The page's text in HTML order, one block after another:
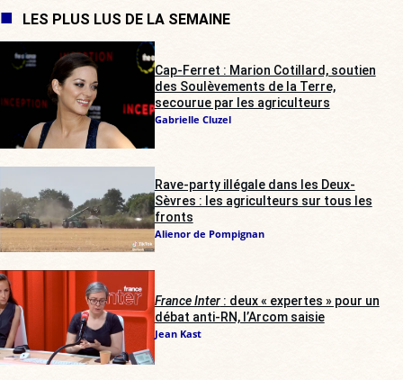
LES PLUS LUS DE LA SEMAINE
Cap-Ferret : Marion Cotillard, soutien
des Soulèvements de la Terre,
secourue par les agriculteurs
Gabrielle Cluzel
Rave-party illégale dans les Deux-
Sèvres : les agriculteurs sur tous les
fronts
Alienor de Pompignan
France Inter: deux « expertes » pour un
débat anti-RN, l’Arcom saisie
Jean Kast